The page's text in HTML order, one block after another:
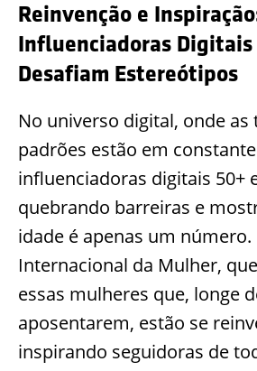
Reinvenção e
Influenciadoras Digitais
Desafiam Estereótipos
No universo digital, onde as
padrões estão em
influenciadoras digitais 50+
quebrando barreiras e
idade é apenas um número.
Internacional da Mulher,
essas mulheres que, longe
aposentarem, estão se
inspirando seguidoras de